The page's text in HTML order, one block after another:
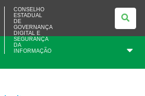
CONSELHO
ESTADUAL
DE
GOVERNANÇA
DIGITAL E
SEGURANÇA
DA
INFORMAÇÃO